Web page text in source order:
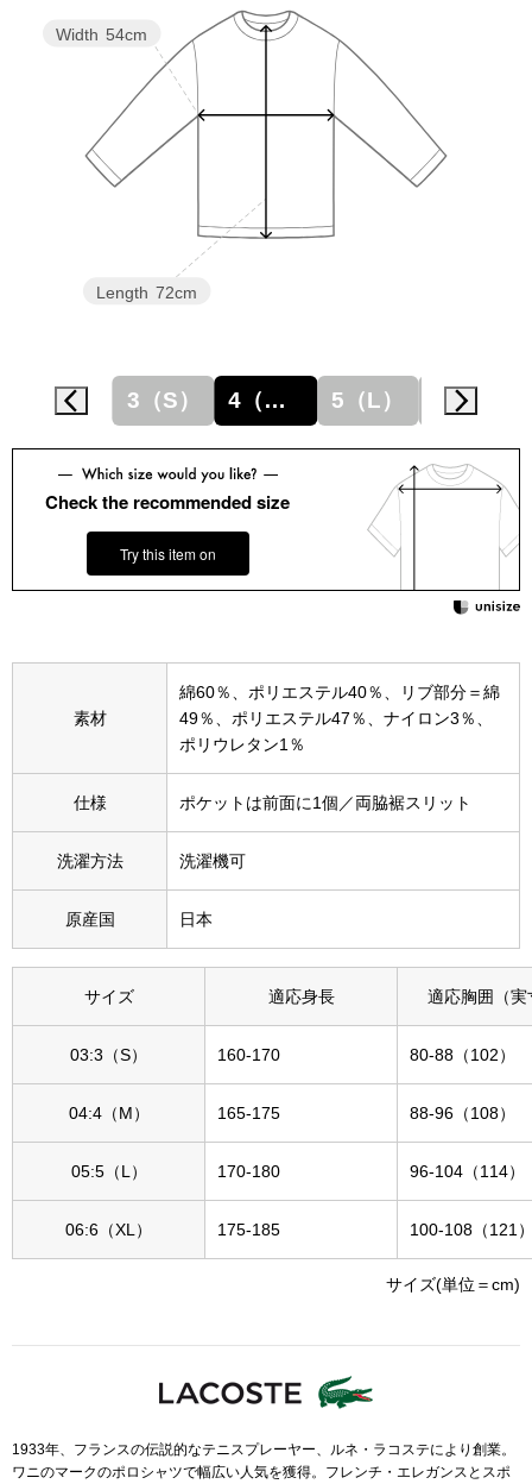
Miss Kyouko／ミスキョウコ
集
すべて見る
ーブルウェア
サンダル
革小物
ポーチ
その他
ウオッチ
ネックレス
ファッション
マフラー／ス
スカーフ／ス
靴下
Length 72cm
Width 54cm
3（S） 4（M） 5（L）
Check the recommended size
Try this item on
素材
綿60％、ポリエステル40％、リブ部分＝綿
49％、ポリエステル47％、ナイロン3％、
ポリウレタン1％
仕様 ポケットは前面に1個／両脇裾スリット
洗濯方法 洗濯機可
原産国 日本
サイズ 適応身長 適応胸囲（実
03:3（S） 160-170 80-88（102）
04:4（M） 165-175 88-96（108）
05:5（L） 170-180 96-104（114）
06:6（XL） 175-185 100-108（121
サイズ(単位＝cm)
1933年、フランスの伝説的なテニスプレーヤー、ルネ・ラコステにより創業。
ワニのマークのポロシャツで幅広い人気を獲得。フレンチ・エレガンスとスポ